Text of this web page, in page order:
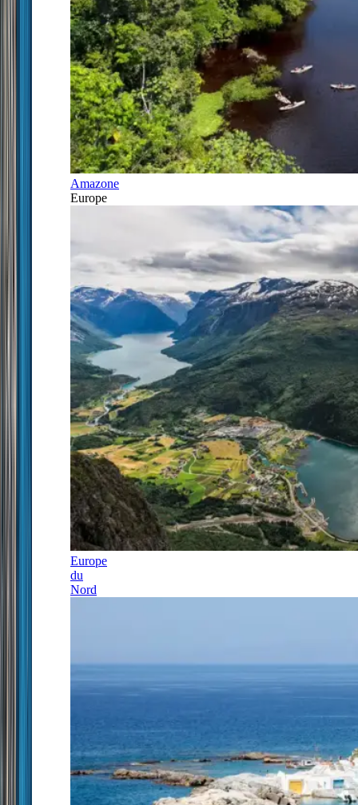
Amazone
Europe
Europe
du
Nord